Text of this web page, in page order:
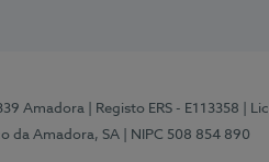
Amadora | Registo ERS - E113358 |
da Amadora, SA
| NIPC 508 854 890